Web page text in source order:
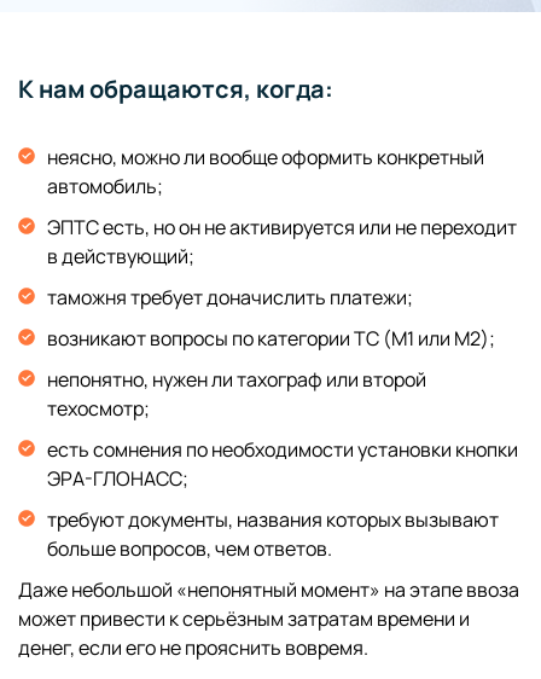
К нам обращаются, когда:
неясно, можно ли вообще оформить конкретный
автомобиль;
ЭПТС есть, но он не активируется или не переходит
в действующий;
таможня требует доначислить платежи;
возникают вопросы по категории ТС (М1 или М2);
непонятно, нужен ли тахограф или второй
техосмотр;
есть сомнения по необходимости установки кнопки
ЭРА-ГЛОНАСС;
требуют документы, названия которых вызывают
больше вопросов, чем ответов.
Даже небольшой «непонятный момент» на этапе ввоза
может привести к серьёзным затратам времени и
денег, если его не прояснить вовремя.